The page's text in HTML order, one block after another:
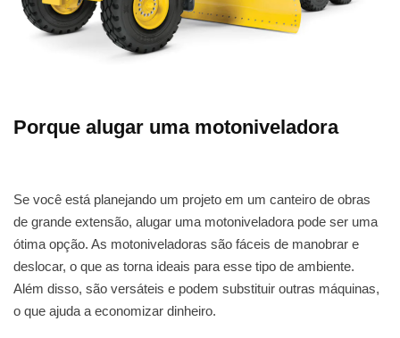
Porque alugar uma motoniveladora
Se você está planejando um projeto em um canteiro de obras
de grande extensão, alugar uma motoniveladora pode ser uma
ótima opção. As motoniveladoras são fáceis de manobrar e
deslocar, o que as torna ideais para esse tipo de ambiente.
Além disso, são versáteis e podem substituir outras máquinas,
o que ajuda a economizar dinheiro.